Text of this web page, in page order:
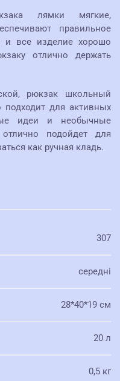
лямки мягкие,
правильное
и все изделие хорошо
отлично держать
рюкзак школьный
для активных
идеи и необычные
подойдет для
как ручная кладь.
307
середні
28*40*19 см
20 л
0,5 кг